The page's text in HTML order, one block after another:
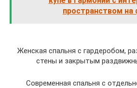
пространством на
Женская спальня с гардеробом,
стены и закрытым
Современная спальня с